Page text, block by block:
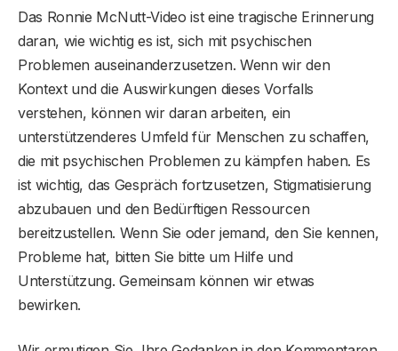
Das Ronnie McNutt-Video ist eine tragische Erinnerung
daran, wie wichtig es ist, sich mit psychischen
Problemen auseinanderzusetzen. Wenn wir den
Kontext und die Auswirkungen dieses Vorfalls
verstehen, können wir daran arbeiten, ein
unterstützenderes Umfeld für Menschen zu schaffen,
die mit psychischen Problemen zu kämpfen haben. Es
ist wichtig, das Gespräch fortzusetzen, Stigmatisierung
abzubauen und den Bedürftigen Ressourcen
bereitzustellen. Wenn Sie oder jemand, den Sie kennen,
Probleme hat, bitten Sie bitte um Hilfe und
Unterstützung. Gemeinsam können wir etwas
bewirken.